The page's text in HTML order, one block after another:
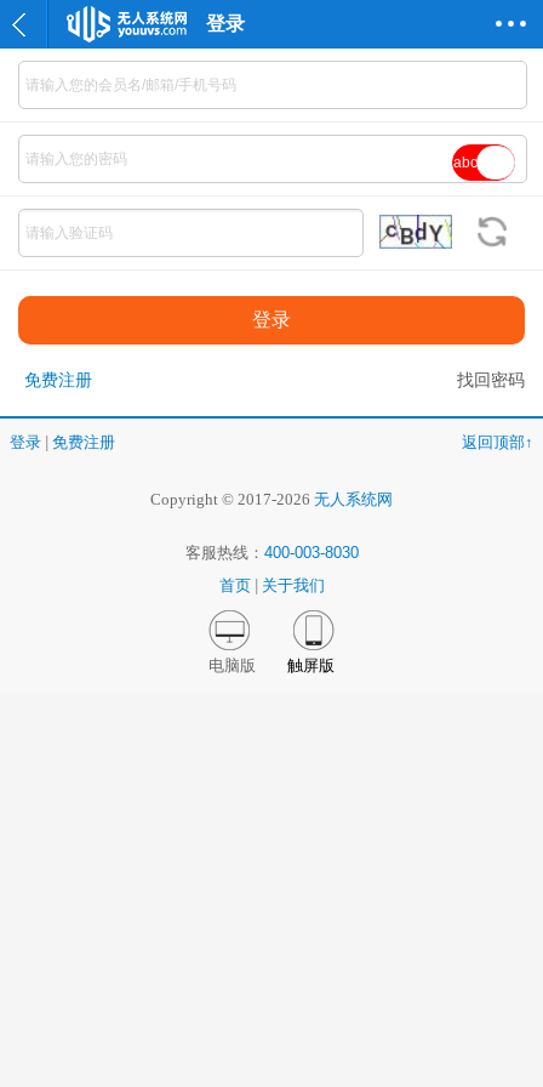
登录
abc
免费注册 找回密码
登录 免费注册 返回顶部↑
Copyright © 2017-2026 无人系统网
客服热线： 400-003-8030
首页
关于我们
电脑版 触屏版